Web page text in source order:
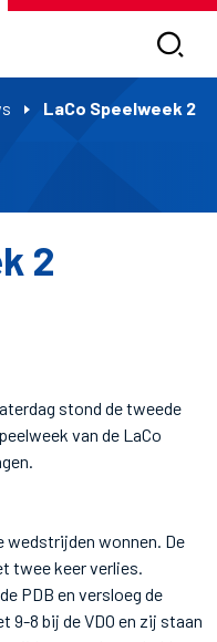
LaCo Speelweek 2
2
stond de tweede
van de LaCo
wedstrijden wonnen. De
twee keer verlies.
PDB en versloeg de
9-8 bij de VDO en zij staan